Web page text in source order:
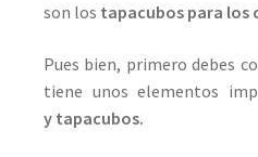
son los tapacubos para los
Pues bien, primero debes
tiene unos elementos
y tapacubos.